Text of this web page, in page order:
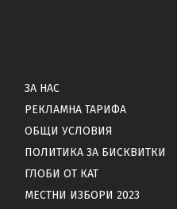
ЗА НАС
РЕКЛАМНА ТАРИФА
ОБЩИ УСЛОВИЯ
ПОЛИТИКА ЗА БИСКВИТКИ
ГЛОБИ ОТ КАТ
МЕСТНИ ИЗБОРИ 2023